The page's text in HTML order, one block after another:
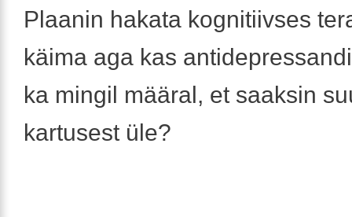
Plaanin hakata kognitiivses
käima aga kas
ka mingil määral, et saaksin
kartusest üle?